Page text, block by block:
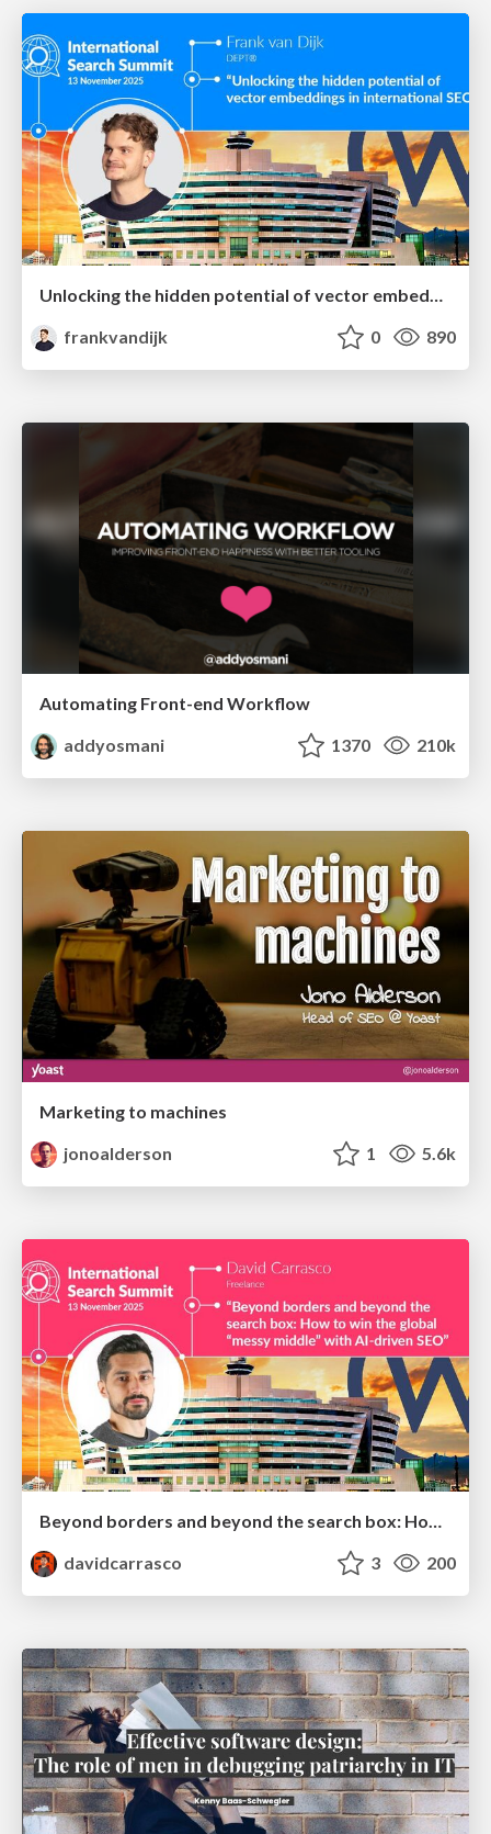
frankvandijk
0 890
Automating Front-end Workflow
addyosmani
1370 210k
Marketing to machines
jonoalderson
1 5.6k
Beyond borders and beyond the search box: How to win the global "messy middle" with AI-driven SEO
davidcarrasco
3 200